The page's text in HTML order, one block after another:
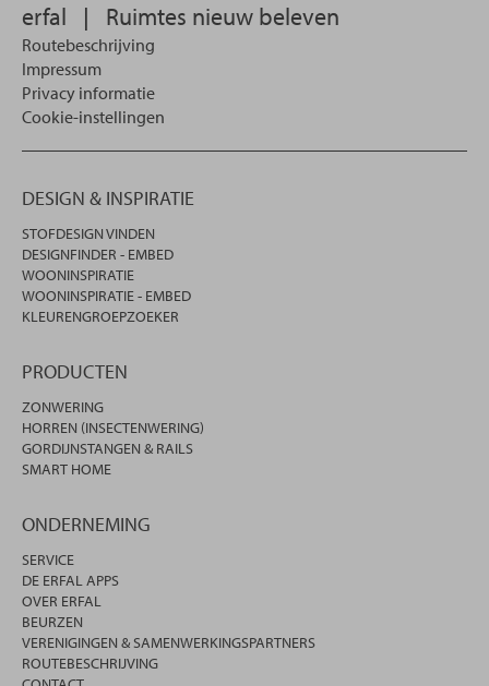
erfal | Ruimtes nieuw beleven
Routebeschrijving
Impressum
Privacy informatie
Cookie-instellingen
DESIGN & INSPIRATIE
STOFDESIGN VINDEN
DESIGNFINDER - EMBED
WOONINSPIRATIE
WOONINSPIRATIE - EMBED
KLEURENGROEPZOEKER
PRODUCTEN
ZONWERING
HORREN (INSECTENWERING)
GORDIJNSTANGEN & RAILS
SMART HOME
ONDERNEMING
SERVICE
DE ERFAL APPS
OVER ERFAL
BEURZEN
VERENIGINGEN & SAMENWERKINGSPARTNERS
ROUTEBESCHRIJVING